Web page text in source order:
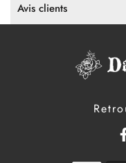
Avis clients